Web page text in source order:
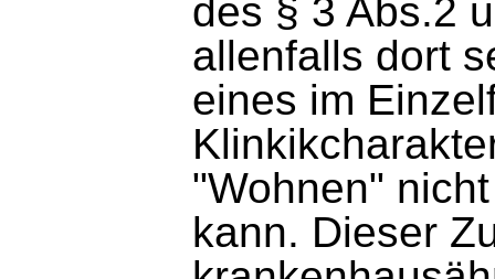
des § 3 Abs.2
allenfalls dort
eines im
"Wohnen"
kann. Dieser